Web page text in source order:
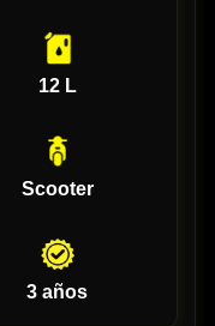
12 L
Scooter
3 años